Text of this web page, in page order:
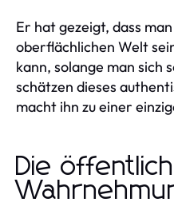
Er hat gezeigt, dass
oberflächlichen Welt
kann, solange man sich
schätzen dieses
macht ihn zu einer
Die